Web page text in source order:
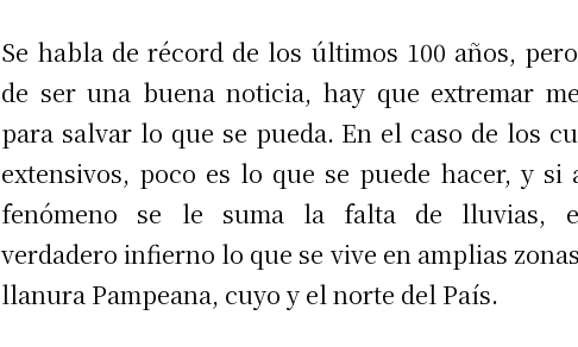
Se habla de récord de los últimos 100 años,
de ser una buena noticia, hay que extremar
para salvar lo que se pueda. En el caso de los
extensivos, poco es lo que se puede hacer, y si
fenómeno se le suma la falta de lluvias,
verdadero infierno lo que se vive en amplias
llanura Pampeana, cuyo y el norte del País.